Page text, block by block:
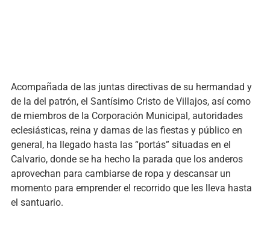
Acompañada de las juntas directivas de su hermandad y
de la del patrón, el Santísimo Cristo de Villajos, así como
de miembros de la Corporación Municipal, autoridades
eclesiásticas, reina y damas de las fiestas y público en
general, ha llegado hasta las “portás” situadas en el
Calvario, donde se ha hecho la parada que los anderos
aprovechan para cambiarse de ropa y descansar un
momento para emprender el recorrido que les lleva hasta
el santuario.